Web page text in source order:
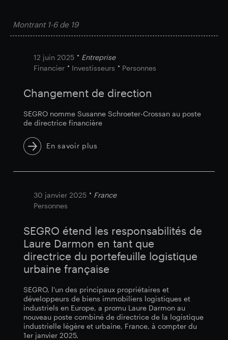
Montrant 1-6de 19
12 juin 2025
Entreprise
Financier
Investisseurs Personnes
Changement de direction
SEGRO nomme Susanne Schroeter-Crossan au poste
de directrice financière
En savoir plus
30 janvier 2025
France
Personnes
SEGRO étend les responsabilités de
Laure Darmon en tant que
directrice du portefeuille logistique
urbaine française
SEGRO, l'un des principaux propriétaires et
développeurs de biens immobiliers logistiques et
industriels en Europe, a promu Laure Darmon au
nouveau poste combiné de directrice de la logistique
industrielle légère et urbaine, France, à compter du
1er janvier 2025.